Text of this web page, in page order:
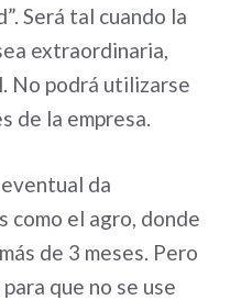
Será tal cuando la
extraordinaria,
No podrá utilizarse
de la empresa.
da
como el agro, donde
de 3 meses. Pero
que no se use